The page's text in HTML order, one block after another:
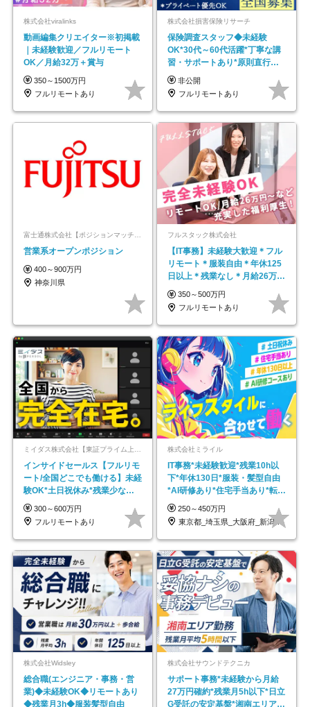
株式会社viralinks
動画編集クリエイター※初掲載
｜未経験歓迎／フルリモート
OK／月給32万＋賞与
350～1500万円
フルリモートあり
株式会社損害保険リサーチ
保険調査スタッフ◆未経験
OK*30代～60代活躍*丁寧な講
習・サポートあり*原則直行直
帰／全国募集・業務委託
非公開
フルリモートあり
富士通株式会社【ポジションマッチ登録】
営業系オープンポジション
400～900万円
神奈川県
フルスタック株式会社
【IT事務】未経験大歓迎＊フル
リモート＊服装自由＊年休125
日以上＊残業なし＊月給26万円
以上
350～500万円
フルリモートあり
インサイドセールス【フルリモ
ート/全国どこでも働ける】未経
験OK*土日祝休み*残業少なめ*
在宅勤務手当あり
300～600万円
フルリモートあり
株式会社ミライル
IT事務*未経験歓迎*残業10h以
下*年休130日*服装・髪型自由
*AI研修あり*住宅手当あり*転勤
なし
250～450万円
東京都_埼玉県_大阪府_新潟県_福岡県
株式会社Widsley
総合職(エンジニア・事務・営
業)◆未経験OK◆リモートあり
◆残業月3h◆服装髪型自由
株式会社サウンドテクニカ
サポート事務*未経験から月給
27万円確約*残業月5h以下*日立
G受託の安定基盤*湘南エリア勤